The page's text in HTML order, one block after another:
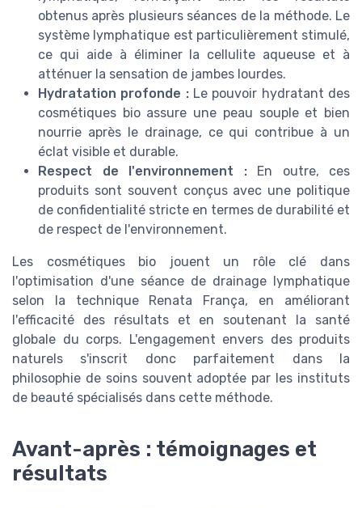
obtenus après plusieurs séances de la méthode. Le
système lymphatique est particulièrement stimulé,
ce qui aide à éliminer la cellulite aqueuse et à
atténuer la sensation de jambes lourdes.
Hydratation profonde :Le pouvoir hydratant des
cosmétiques bio assure une peau souple et bien
nourrie après le drainage, ce qui contribue à un
éclat visible et durable.
Respect de l'environnement :En outre, ces
produits sont souvent conçus avec une politique
de confidentialité stricte en termes de durabilité et
de respect de l'environnement.
Les cosmétiques bio jouent un rôle clé dans
l'optimisation d'une séance de drainage lymphatique
selon la technique Renata França, en améliorant
l'efficacité des résultats et en soutenant la santé
globale du corps. L'engagement envers des produits
naturels s'inscrit donc parfaitement dans la
philosophie de soins souvent adoptée par les instituts
de beauté spécialisés dans cette méthode.
Avant-après : témoignages et
résultats